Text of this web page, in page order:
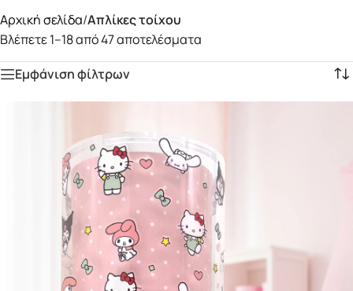
Αρχική σελίδα/Απλίκες τοίχου
Βλέπετε 1–18 από 47 αποτελέσματα
Εμφάνιση φίλτρων